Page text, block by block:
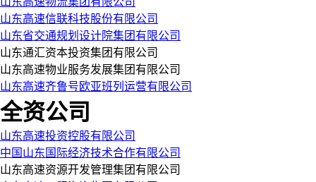
山东高速信联科技股份有限公司
山东省交通规划设计院集团有限公司
山东通汇资本投资集团有限公司
山东高速物业服务发展集团有限公司
山东高速齐鲁号欧亚班列运营有限公司
全资公司
山东高速投资控股有限公司
中国山东国际经济技术合作有限公司
山东高速资源开发管理集团有限公司